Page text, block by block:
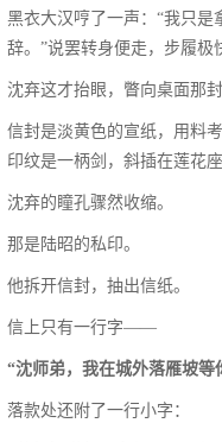
黑衣大汉哼了一声：“我只
辞。”说罢转身便走，步履极
沈弃这才抬眼，瞥向桌面那封
信封是淡黄色的宣纸，用料
印纹是一柄剑，斜插在莲花座
沈弃的瞳孔骤然收缩。
那是陆昭的私印。
他拆开信封，抽出信纸。
信上只有一行字——
“沈师弟，我在城外落雁坡
落款处还附了一行小字：